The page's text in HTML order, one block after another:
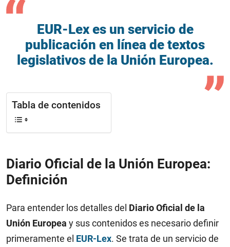
EUR-Lex es un servicio de
publicación en línea de textos
legislativos de la Unión Europea.
Tabla de contenidos
Diario Oficial de la Unión Europea:
Definición
Para entender los detalles del Diario Oficial de la
Unión Europea y sus contenidos es necesario definir
primeramente el EUR-Lex. Se trata de un servicio de